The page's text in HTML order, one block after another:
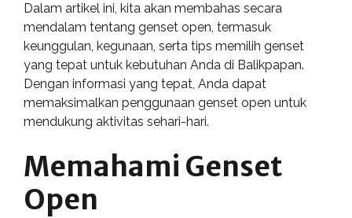
Dalam artikel ini, kita akan membahas secara
mendalam tentang genset open, termasuk
keunggulan, kegunaan, serta tips memilih genset
yang tepat untuk kebutuhan Anda di Balikpapan.
Dengan informasi yang tepat, Anda dapat
memaksimalkan penggunaan genset open untuk
mendukung aktivitas sehari-hari.
Memahami Genset
Open